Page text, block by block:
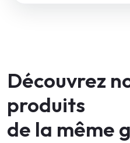
Découvrez
produits
de la même